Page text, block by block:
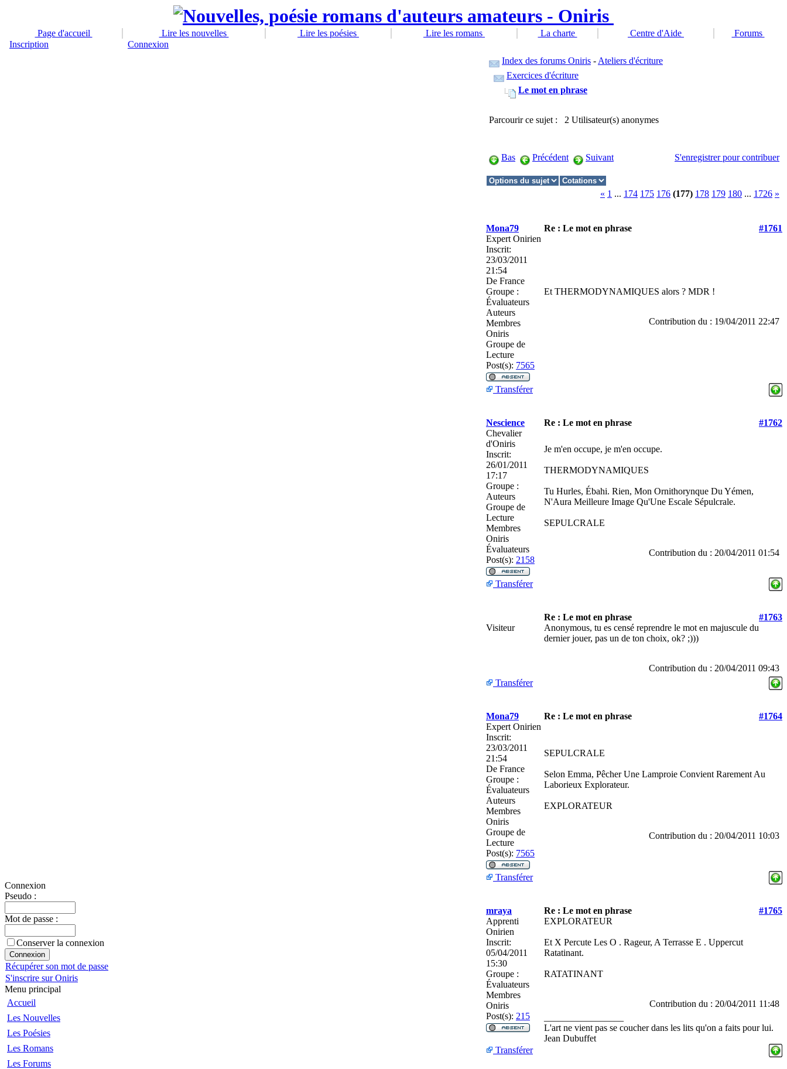
Page d'accueil Lire les nouvelles Lire les poésies Lire les romans La charte Centre d'Aide
Forums
Inscription
Connexion
Connexion
Pseudo :
Mot de passe :
Conserver la connexion
Récupérer son mot de passe
S'inscrire sur Oniris
Menu principal
Accueil
Les Nouvelles
Les Poésies
Les Romans
Les Forums
Index des forums Oniris - Ateliers d'écriture
Exercices d'écriture
Le mot en phrase
Parcourir ce sujet : 2 Utilisateur(s) anonymes
Bas Précédent Suivant S'enregistrer pour contribuer
« 1 ... 174 175 176 (177) 178 179 180 ... 1726 »
Mona79 Re : Le mot en phrase
#1761
Expert Onirien
Inscrit:
23/03/2011
21:54
De France
Groupe :
Évaluateurs
Auteurs
Membres
Oniris
Groupe de
Lecture
Post(s): 7565
Et THERMODYNAMIQUES alors ? MDR !
Contribution du : 19/04/2011 22:47
Transférer
Nescience Re : Le mot en phrase
#1762
Chevalier
d'Oniris
Inscrit:
26/01/2011
17:17
Groupe :
Auteurs
Groupe de
Lecture
Membres
Oniris
Évaluateurs
Post(s): 2158
Je m'en occupe, je m'en occupe.
THERMODYNAMIQUES
Tu Hurles, Ébahi. Rien, Mon Ornithorynque Du Yémen,
N'Aura Meilleure Image Qu'Une Escale Sépulcrale.
SEPULCRALE
Contribution du : 20/04/2011 01:54
Transférer
Re : Le mot en phrase
#1763
Visiteur
Anonymous, tu es censé reprendre le mot en majuscule du
dernier jouer, pas un de ton choix, ok? ;)))
Contribution du : 20/04/2011 09:43
Transférer
Mona79 Re : Le mot en phrase
#1764
Expert Onirien
Inscrit:
23/03/2011
21:54
De France
Groupe :
Évaluateurs
Auteurs
Membres
Oniris
Groupe de
Lecture
Post(s): 7565
SEPULCRALE
Selon Emma, Pêcher Une Lamproie Convient Rarement Au
Laborieux Explorateur.
EXPLORATEUR
Contribution du : 20/04/2011 10:03
Transférer
mraya Re : Le mot en phrase
#1765
Apprenti
Onirien
Inscrit:
05/04/2011
15:30
Groupe :
Évaluateurs
Membres
Oniris
Post(s): 215
EXPLORATEUR
Et X Percute Les O . Rageur, A Terrasse E . Uppercut
Ratatinant.
RATATINANT
Contribution du : 20/04/2011 11:48
L'art ne vient pas se coucher dans les lits qu'on a faits pour lui.
Jean Dubuffet
Transférer